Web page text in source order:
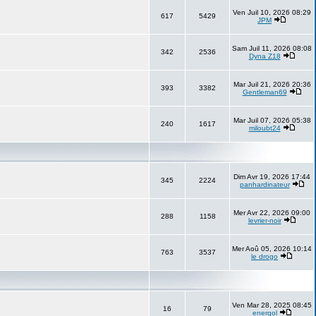
617 5429
Ven Juil 10, 2026 08:29
JPM
342 2536
Sam Juil 11, 2026 08:08
Dyna Z18
393 3382
Mar Juil 21, 2026 20:36
Gentleman69
240 1617
Mar Juil 07, 2026 05:38
miloubt24
345 2224
Dim Avr 19, 2026 17:44
panhardinateur
288 1158
Mer Avr 22, 2026 09:00
levrier-noir
763 3537
Mer Aoû 05, 2026 10:14
le drogo
16 79
Ven Mar 28, 2025 08:45
energol